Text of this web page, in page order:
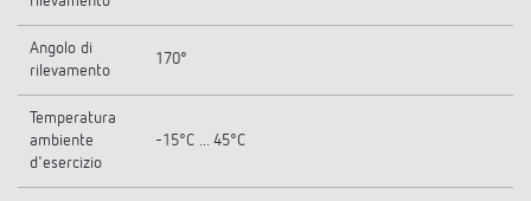
Angolo di
rilevamento
170°
Temperatura
ambiente
d'esercizio
-15°C ... 45°C